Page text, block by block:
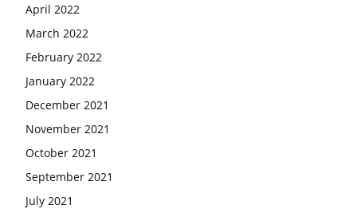
April 2022
March 2022
February 2022
January 2022
December 2021
November 2021
October 2021
September 2021
July 2021